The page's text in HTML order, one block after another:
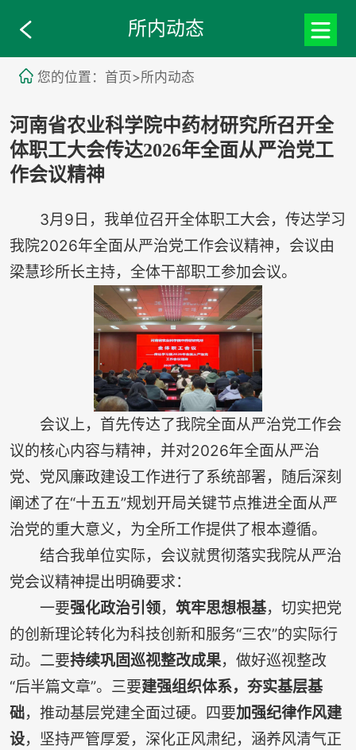
所内动态
您的位置：首页>所内动态
河南省农业科学院中药材研究所召开全
体职工大会传达2026年全面从严治党工
作会议精神
3月9日，我单位召开全体职工大会，传达学习
我院2026年全面从严治党工作会议精神，会议由
梁慧珍所长主持，全体干部职工参加会议。
会议上，首先传达了我院全面从严治党工作会
议的核心内容与精神，并对2026年全面从严治
党、党风廉政建设工作进行了系统部署，随后深刻
阐述了在“十五五”规划开局关键节点推进全面从严
治党的重大意义，为全所工作提供了根本遵循。
结合我单位实际，会议就贯彻落实我院从严治
党会议精神提出明确要求：
一要强化政治引领， 筑牢思想根基，切实把党
的创新理论转化为科技创新和服务“三农”的实际行
动。二要持续巩固巡视整改成果，做好巡视整改
“后半篇文章”。三要建强组织体系，夯实基层基
础，推动基层党建全面过硬。四要加强纪律作风建
设，坚持严管厚爱，深化正风肃纪，涵养风清气正